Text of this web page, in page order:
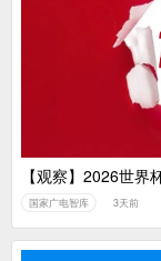
【观察】2026世
国家广电智库 3天前